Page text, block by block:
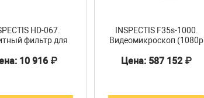
HD-067.
фильтр для
10 916 ₽
INSPECTIS F35s-1000.
Видеомикроскоп (1080p
985мм, HDMI)
Цена: 587 152 ₽